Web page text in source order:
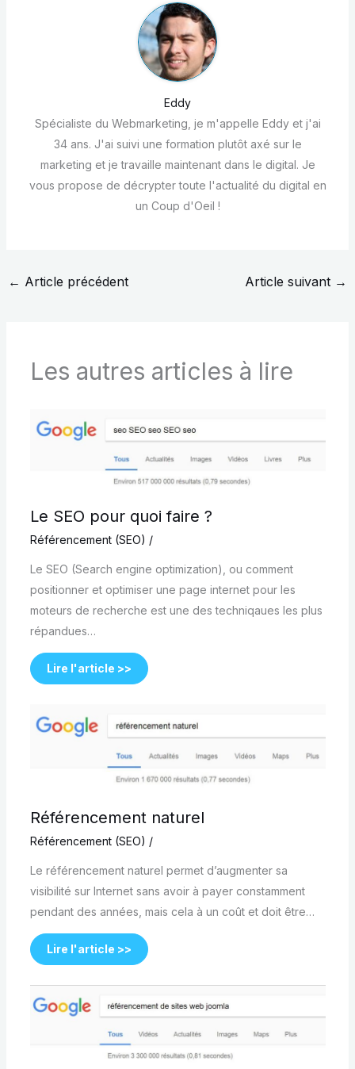
Eddy
Spécialiste du Webmarketing, je m'appelle Eddy et j'ai
34 ans. J'ai suivi une formation plutôt axé sur le
marketing et je travaille maintenant dans le digital. Je
vous propose de décrypter toute l'actualité du digital en
un Coup d'Oeil !
← Article précédent Article suivant →
Les autres articles à lire
Le SEO pour quoi faire ?
Référencement (SEO) /
Le SEO (Search engine optimization), ou comment
positionner et optimiser une page internet pour les
moteurs de recherche est une des techniqaues les plus
répandues…
Lire l'article >>
Référencement naturel
Référencement (SEO) /
Le référencement naturel permet d’augmenter sa
visibilité sur Internet sans avoir à payer constamment
pendant des années, mais cela à un coût et doit être…
Lire l'article >>